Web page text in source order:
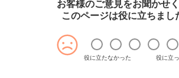
お客様のご意見をお聞かせ
このページは役に立ちまし
役に立たなかった 役に立